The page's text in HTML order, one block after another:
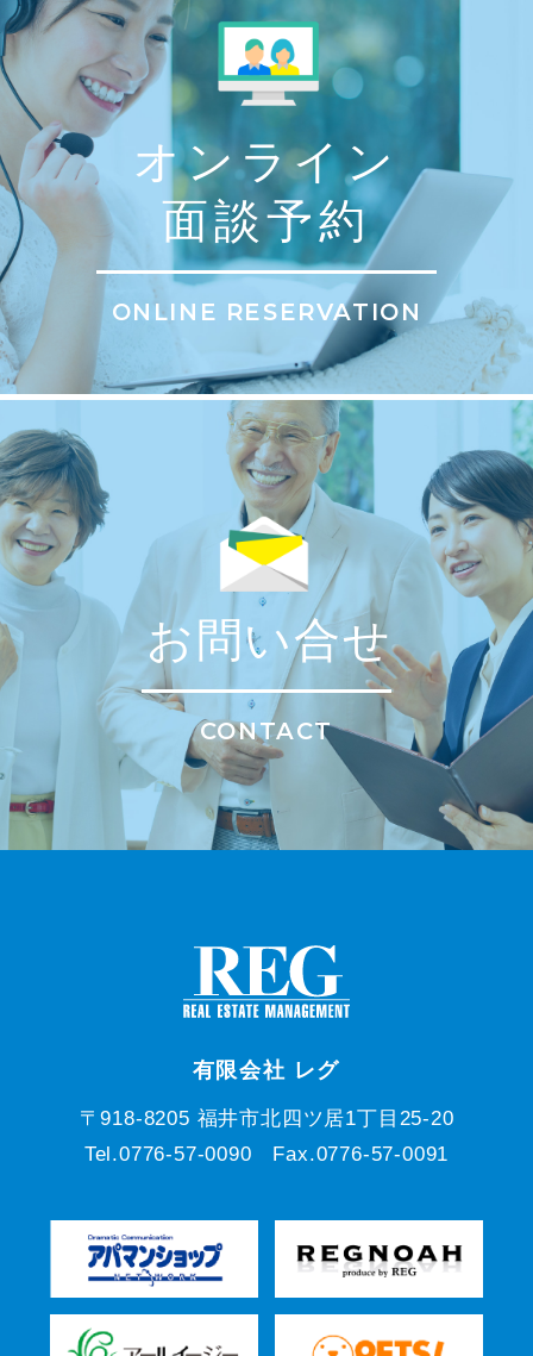
オンライン
面談予約
ONLINE RESERVATION
お問い合せ
CONTACT
有限会社 レグ
〒918-8205 福井市北四ツ居1丁目25-20
Tel.0776-57-0090 Fax.0776-57-0091